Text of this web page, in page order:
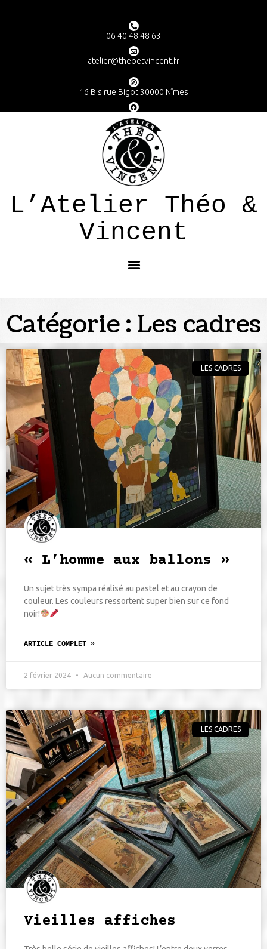
06 40 48 48 63
atelier@theoetvincent.fr
16 Bis rue Bigot 30000 Nîmes
L’Atelier Théo &
Vincent
Catégorie : Les cadres
LES CADRES
« L’homme aux ballons »
Un sujet très sympa réalisé au pastel et au crayon de
couleur. Les couleurs ressortent super bien sur ce fond
noir!
ARTICLE COMPLET »
2 février 2024 Aucun commentaire
LES CADRES
Vieilles affiches